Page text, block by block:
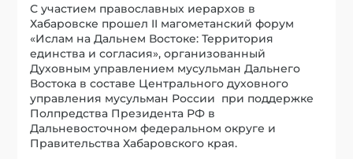
С участием православных иерархов в
Хабаровске прошел II магометанский форум
«Ислам на Дальнем Востоке: Территория
единства и согласия», организованный
Духовным управлением мусульман Дальнего
Востока в составе Центрального духовного
управления мусульман России при поддержке
Полпредства Президента РФ в
Дальневосточном федеральном округе и
Правительства Хабаровского края.